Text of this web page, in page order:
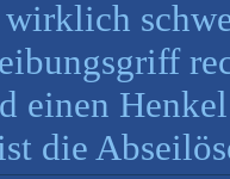
einen
die